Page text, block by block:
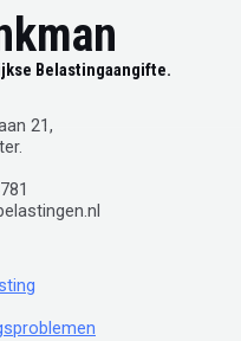
Belastingaangifte.
21,